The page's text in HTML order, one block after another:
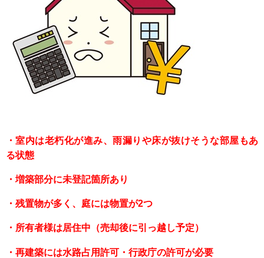
・室内は老朽化が進み、雨漏りや床が抜けそうな部屋もあ
る状態
・増築部分に未登記箇所あり
・残置物が多く、庭には物置が2つ
・所有者様は居住中（売却後に引っ越し予定）
・再建築には水路占用許可・行政庁の許可が必要